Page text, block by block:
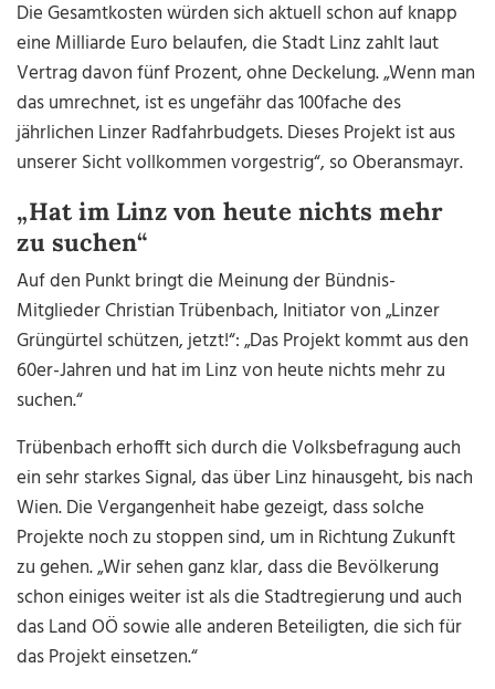
Die Gesamtkosten würden sich aktuell schon auf knapp
eine Milliarde Euro belaufen, die Stadt Linz zahlt laut
Vertrag davon fünf Prozent, ohne Deckelung. „Wenn man
das umrechnet, ist es ungefähr das 100fache des
jährlichen Linzer Radfahrbudgets. Dieses Projekt ist aus
unserer Sicht vollkommen vorgestrig“, so Oberansmayr.
„Hat im Linz von heute nichts mehr
zu suchen“
Auf den Punkt bringt die Meinung der Bündnis-
Mitglieder Christian Trübenbach, Initiator von „Linzer
Grüngürtel schützen, jetzt!“: „Das Projekt kommt aus den
60er-Jahren und hat im Linz von heute nichts mehr zu
suchen.“
Trübenbach erhofft sich durch die Volksbefragung auch
ein sehr starkes Signal, das über Linz hinausgeht, bis nach
Wien. Die Vergangenheit habe gezeigt, dass solche
Projekte noch zu stoppen sind, um in Richtung Zukunft
zu gehen. „Wir sehen ganz klar, dass die Bevölkerung
schon einiges weiter ist als die Stadtregierung und auch
das Land OÖ sowie alle anderen Beteiligten, die sich für
das Projekt einsetzen.“